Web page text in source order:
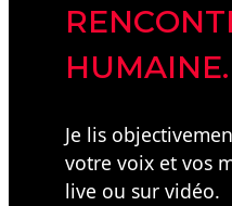
HUMAINE.
Je lis
votre voix et vos
live ou sur vidéo.